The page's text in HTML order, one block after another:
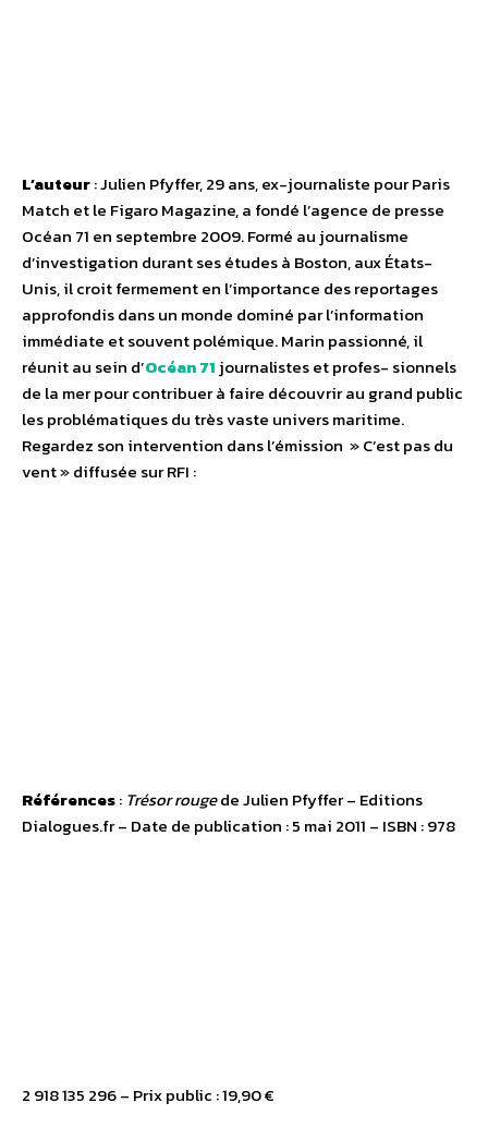
L’auteur: Julien Pfyffer, 29 ans, ex-journaliste pour Paris
Match et le Figaro Magazine, a fondé l’agence de presse
Océan 71 en septembre 2009. Formé au journalisme
d’investigation durant ses études à Boston, aux États-
Unis, il croit fermement en l’importance des reportages
approfondis dans un monde dominé par l’information
immédiate et souvent polémique. Marin passionné, il
réunit au sein d’Océan 71 journalistes et profes- sionnels
de la mer pour contribuer à faire découvrir au grand public
les problématiques du très vaste univers maritime.
Regardez son intervention dans l’émission » C’est pas du
vent » diffusée sur RFI :
Références: Trésor rougede Julien Pfyffer – Editions
Dialogues.fr – Date de publication : 5 mai 2011 – ISBN : 978
2 918 135 296 – Prix public : 19,90 €